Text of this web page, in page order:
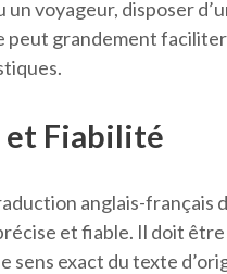
voyageur, disposer
peut grandement
et Fiabilité
anglais-français
et fiable. Il doit être
sens exact du texte